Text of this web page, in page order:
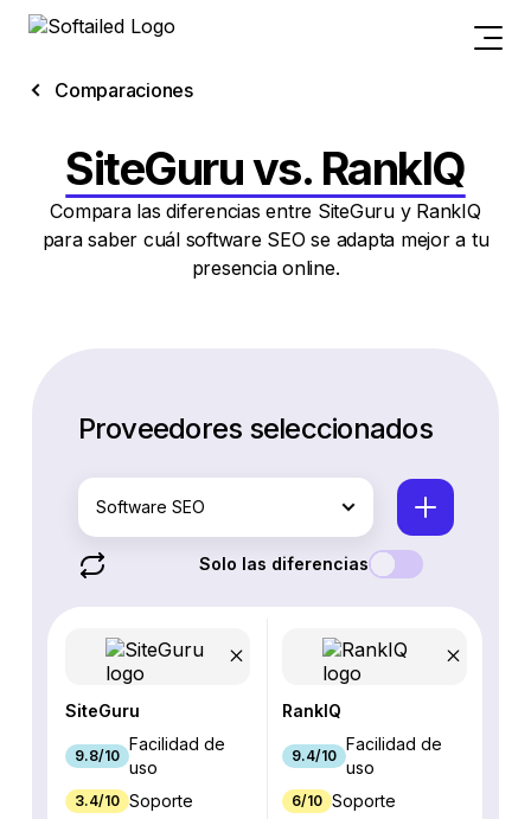
Comparaciones
SiteGuru vs. RankIQ
Compara las diferencias entre SiteGuru y RankIQ
para saber cuál software SEO se adapta mejor a tu
presencia online.
Proveedores seleccionados
Software SEO
Solo las diferencias
SiteGuru
9.8/10
Facilidad de
uso
3.4/10 Soporte
RankIQ
9.4/10
Facilidad de
uso
6/10 Soporte